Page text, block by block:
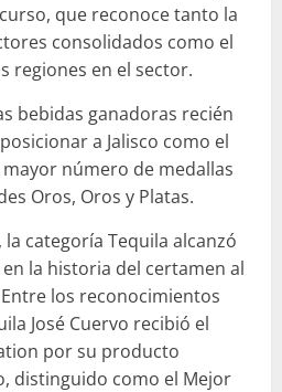
que reconoce tanto la
consolidados como el
regiones en el sector.
bebidas ganadoras recién
a Jalisco como el
número de medallas
Oros, Oros y Platas.
categoría Tequila alcanzó
la historia del certamen al
los reconocimientos
José Cuervo recibió el
por su producto
distinguido como el Mejor